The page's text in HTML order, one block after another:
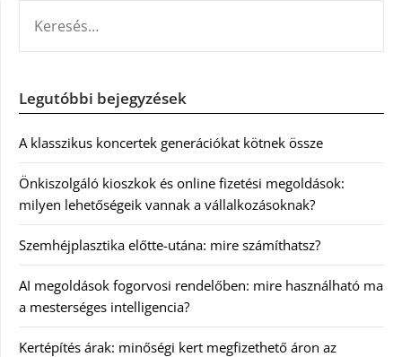
Legutóbbi bejegyzések
A klasszikus koncertek generációkat kötnek össze
Önkiszolgáló kioszkok és online fizetési megoldások:
milyen lehetőségeik vannak a vállalkozásoknak?
Szemhéjplasztika előtte-utána: mire számíthatsz?
AI megoldások fogorvosi rendelőben: mire használható ma
a mesterséges intelligencia?
Kertépítés árak: minőségi kert megfizethető áron az